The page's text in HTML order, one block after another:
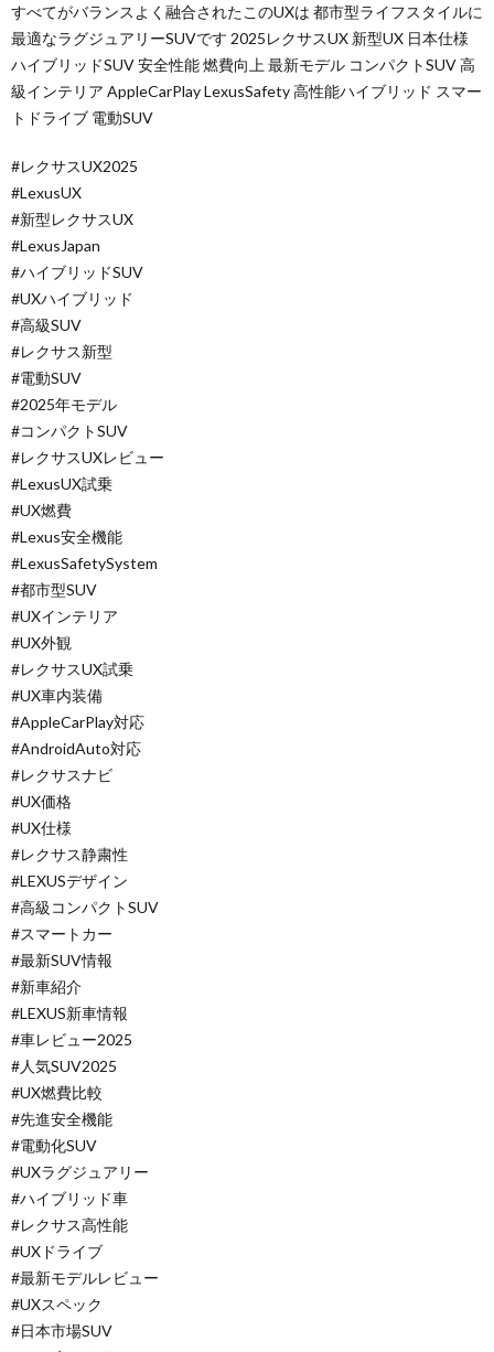
すべてがバランスよく融合されたこのUXは 都市型ライフスタイルに
最適なラグジュアリーSUVです 2025レクサスUX 新型UX 日本仕様
ハイブリッドSUV 安全性能 燃費向上 最新モデル コンパクトSUV 高
級インテリア AppleCarPlay LexusSafety 高性能ハイブリッド スマー
トドライブ 電動SUV
#レクサスUX2025
#LexusUX
#新型レクサスUX
#LexusJapan
#ハイブリッドSUV
#UXハイブリッド
#高級SUV
#レクサス新型
#電動SUV
#2025年モデル
#コンパクトSUV
#レクサスUXレビュー
#LexusUX試乗
#UX燃費
#Lexus安全機能
#LexusSafetySystem
#都市型SUV
#UXインテリア
#UX外観
#レクサスUX試乗
#UX車内装備
#AppleCarPlay対応
#AndroidAuto対応
#レクサスナビ
#UX価格
#UX仕様
#レクサス静粛性
#LEXUSデザイン
#高級コンパクトSUV
#スマートカー
#最新SUV情報
#新車紹介
#LEXUS新車情報
#車レビュー2025
#人気SUV2025
#UX燃費比較
#先進安全機能
#電動化SUV
#UXラグジュアリー
#ハイブリッド車
#レクサス高性能
#UXドライブ
#最新モデルレビュー
#UXスペック
#日本市場SUV